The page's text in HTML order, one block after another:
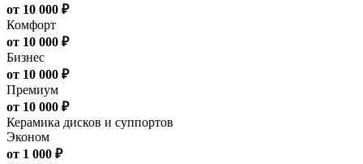
от 10 000 ₽
Комфорт
от 10 000 ₽
Бизнес
от 10 000 ₽
Премиум
от 10 000 ₽
Керамика дисков и суппортов
Эконом
от 1 000 ₽